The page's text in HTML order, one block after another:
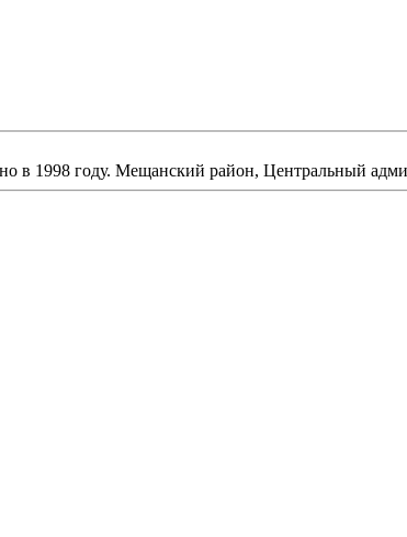
в 1998 году. Мещанский район, Центральный